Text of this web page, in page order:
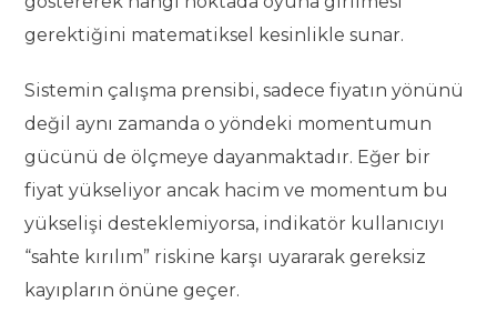
gerektiğini matematiksel kesinlikle sunar.
Sistemin çalışma prensibi, sadece fiyatın yönünü
değil aynı zamanda o yöndeki momentumun
gücünü de ölçmeye dayanmaktadır. Eğer bir
fiyat yükseliyor ancak hacim ve momentum bu
yükselişi desteklemiyorsa, indikatör kullanıcıyı
“sahte kırılım” riskine karşı uyararak gereksiz
kayıpların önüne geçer.